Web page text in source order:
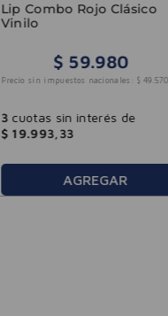
Lip Combo Rojo Clásico
Vinilo
$ 59.980
Precio sin impuestos nacionales: $ 49 570
3 cuotas sin interés de
$ 19.993 33
AGREGAR